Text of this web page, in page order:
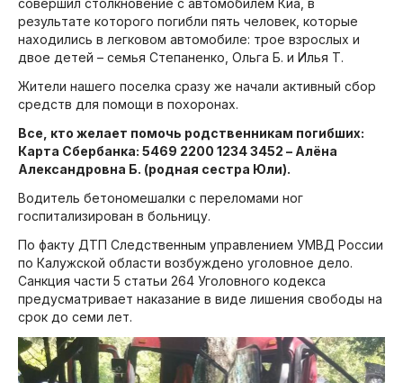
совершил столкновение с автомобилем Киа, в
результате которого погибли пять человек, которые
находились в легковом автомобиле: трое взрослых и
двое детей – семья Степаненко, Ольга Б. и Илья Т.
Жители нашего поселка сразу же начали активный сбор
средств для помощи в похоронах.
Все, кто желает помочь родственникам погибших:
Карта Сбербанка: 5469 2200 1234 3452 – Алёна
Александровна Б. (родная сестра Юли).
Водитель бетономешалки с переломами ног
госпитализирован в больницу.
По факту ДТП Следственным управлением УМВД России
по Калужской области возбуждено уголовное дело.
Санкция части 5 статьи 264 Уголовного кодекса
предусматривает наказание в виде лишения свободы на
срок до семи лет.